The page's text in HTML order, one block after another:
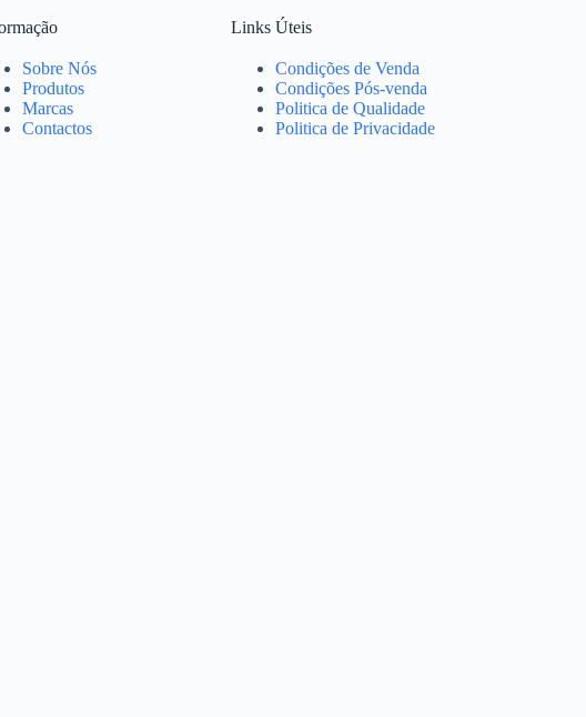
Sobre Nós
Produtos
Marcas
Contactos
Links Úteis
Condições de Venda
Condições Pós-venda
Politica de Qualidade
Politica de Privacidade